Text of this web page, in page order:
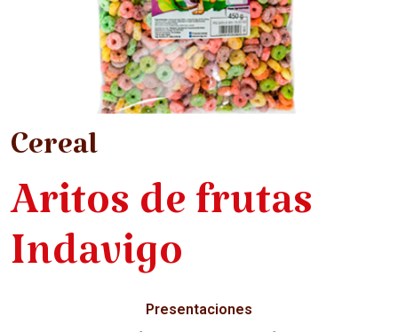
Cereal
Aritos de frutas
Indavigo
Presentaciones